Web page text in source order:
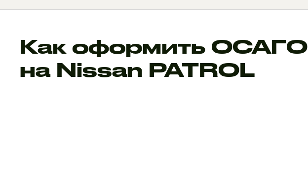
Как оформить ОСАГО
на Nissan PATROL